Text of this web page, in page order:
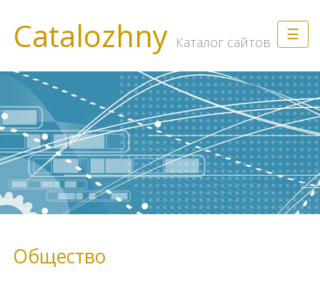
Catalozhny Каталог сайтов ☰
Общество